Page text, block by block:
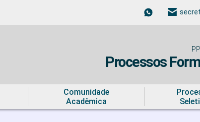
Processos
Comunidade
Acadêmica